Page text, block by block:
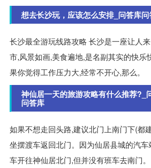
想去长沙玩，应该怎么安排_问答库
长沙最全游玩线路攻略 长沙是一座让人
市,风景如画,美食遍地,是名副其实的快乐
果你觉得工作压力大,经常不开心,那么。
神仙居一天的旅游攻略有什么推荐?_
问答库
如果不想走回头路,建议北门上南门下(都
坐摆渡车返回北门。因为仙居县城的汽
车开往神仙居北门,但并没有班车去南门。